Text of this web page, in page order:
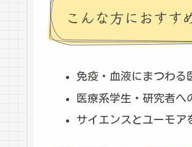
こんな方におすす
免疫・血液にまつわる
医療系学生・研究者へ
サイエンスとユーモア